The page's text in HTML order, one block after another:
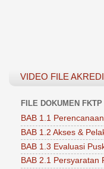
VIDEO FILE
FILE DOKUMEN FKTP
BAB 1.1
BAB 1.2 Akses &
BAB 1.3 Evaluasi
BAB 2.1 Persyaratan